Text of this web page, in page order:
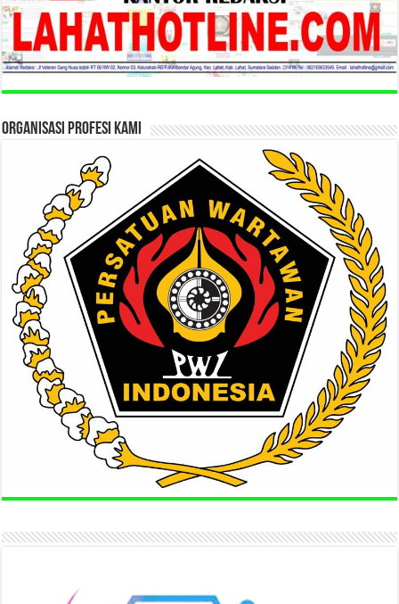
ORGANISASI PROFESI KAMI